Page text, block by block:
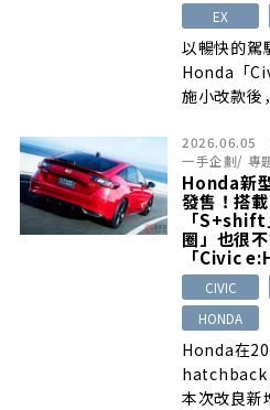
EX
以暢快的駕
Honda「
施小改款
2026.06.05
一手企劃/ 專
Honda新
發售！搭
「
圈」也很
「Civic
CIVIC
HONDA
Honda在
hatchback
本次改良